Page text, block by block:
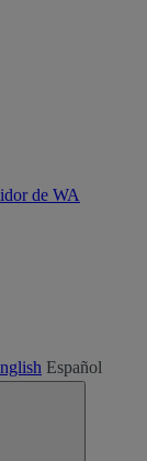
de WA
Español